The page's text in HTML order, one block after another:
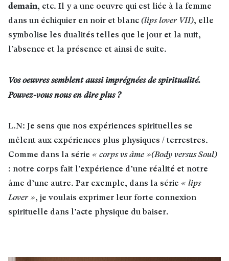
demain, etc. Il y a une oeuvre qui est liée à la femme
dans un échiquier en noir et blanc (lips lover VII), elle
symbolise les dualités telles que le jour et la nuit,
l’absence et la présence et ainsi de suite.
Vos oeuvres semblent aussi imprégnées de spiritualité.
Pouvez-vous nous en dire plus ?
L.N: Je sens que nos expériences spirituelles se
mêlent aux expériences plus physiques / terrestres.
Comme dans la série « corps vs âme »(Body versus Soul)
: notre corps fait l’expérience d’une réalité et notre
âme d’une autre. Par exemple, dans la série « lips
Lover », je voulais exprimer leur forte connexion
spirituelle dans l’acte physique du baiser.